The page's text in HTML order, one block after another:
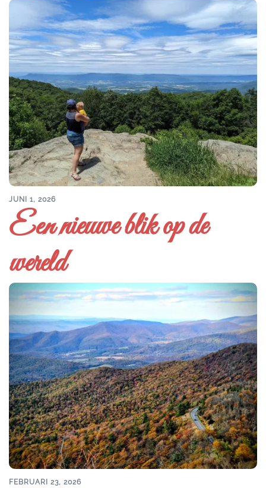
JUNI 1, 2026
Een nieuwe blik op de
wereld
FEBRUARI 23, 2026